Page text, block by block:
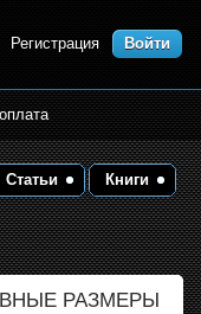
Регистрация Войти
Статьи Книги
РАЗМЕРЫ